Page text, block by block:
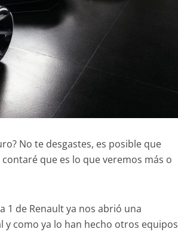
No te desgastes, es posible que
que es lo que veremos más o
1 de Renault ya nos abrió una
como ya lo han hecho otros equipos